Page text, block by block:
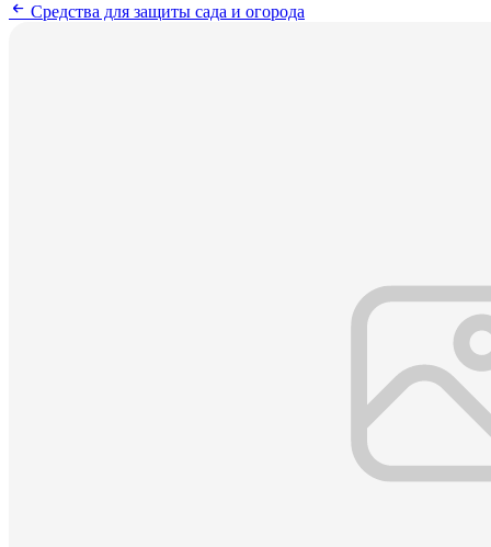
Средства для защиты сада и огорода